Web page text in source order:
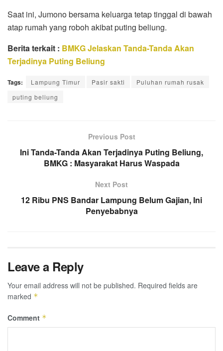
Saat ini, Jumono bersama keluarga tetap tinggal di bawah
atap rumah yang roboh akibat puting beliung.
Berita terkait : BMKG Jelaskan Tanda-Tanda Akan
Terjadinya Puting Beliung
Tags: Lampung Timur Pasir sakti
Puluhan rumah rusak
puting beliung
Previous Post
Ini Tanda-Tanda Akan Terjadinya Puting Beliung,
BMKG : Masyarakat Harus Waspada
Next Post
12 Ribu PNS Bandar Lampung Belum Gajian, Ini
Penyebabnya
Leave a Reply
Your email address will not be published. Required fields are
marked *
Comment *